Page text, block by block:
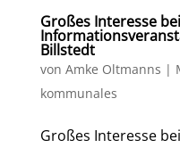
Großes Interesse
Billstedt
von Amke Oltmanns |
kommunales
Großes Interesse